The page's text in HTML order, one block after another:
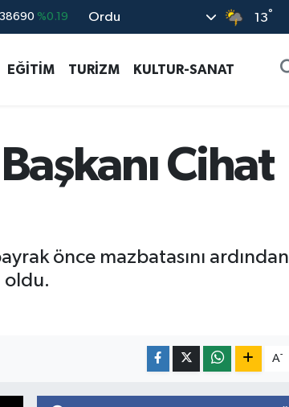
%0.18
%0
%0.19
Ordu 13°
EĞİTİM TURİZM KULTUR-SANAT
Cihat
önce mazbatasını ardından
oldu.
A-